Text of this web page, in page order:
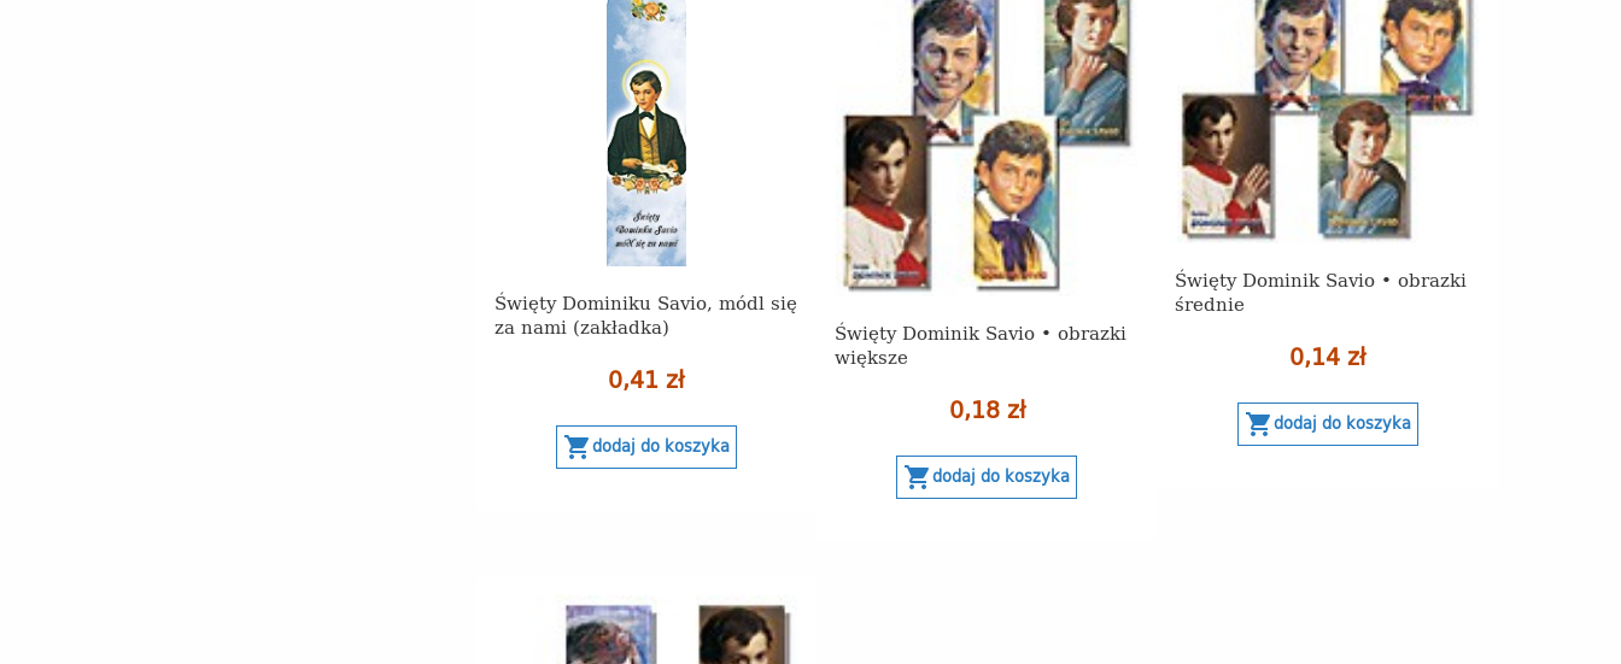
Święty Dominiku Savio, módl się
za nami (zakładka)
0,41 zł
shopping_cartdodaj do koszyka
Święty Dominik Savio • obrazki
większe
0,18 zł
shopping_cartdodaj do koszyka
Święty Dominik Savio • obrazki
średnie
0,14 zł
shopping_cartdodaj do koszyka